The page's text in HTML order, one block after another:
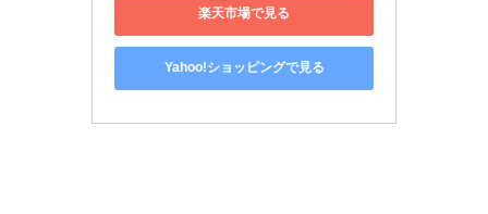
楽天市場で見る
Yahoo!ショッピングで見る